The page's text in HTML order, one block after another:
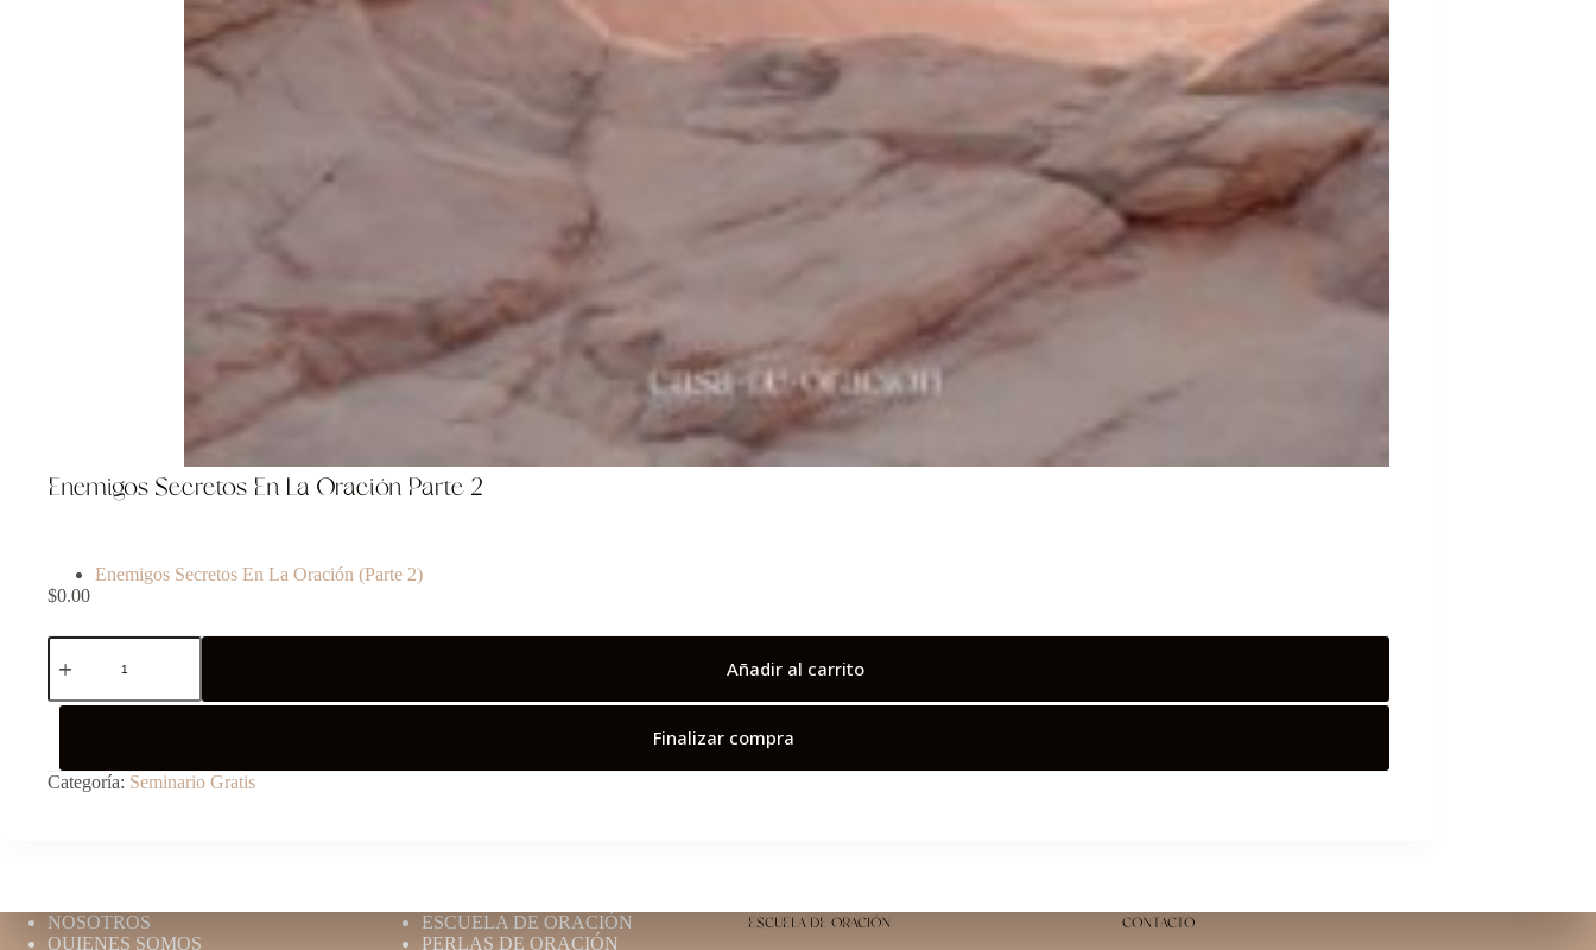
Enemigos Secretos En La Oración Parte 2
Enemigos Secretos En La Oración (Parte 2)
$0.00
Añadir al carrito
Finalizar compra
Categoría: Seminario Gratis
NOSOTROS
QUIENES SOMOS
ESCUELA DE ORACIÓN
PERLAS DE ORACIÓN
ESCUELA DE ORACIÓN CONTACTO